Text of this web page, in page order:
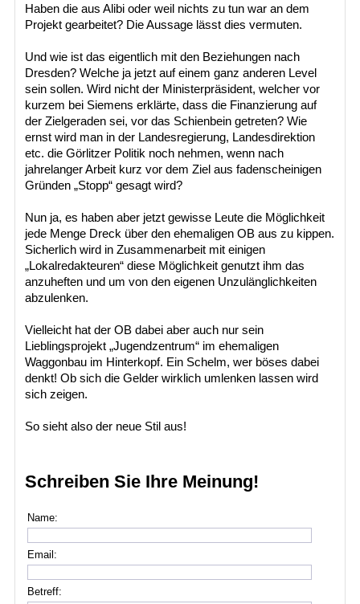
Haben die aus Alibi oder weil nichts zu tun war an dem
Projekt gearbeitet? Die Aussage lässt dies vermuten.
Und wie ist das eigentlich mit den Beziehungen nach
Dresden? Welche ja jetzt auf einem ganz anderen Level
sein sollen. Wird nicht der Ministerpräsident, welcher vor
kurzem bei Siemens erklärte, dass die Finanzierung auf
der Zielgeraden sei, vor das Schienbein getreten? Wie
ernst wird man in der Landesregierung, Landesdirektion
etc. die Görlitzer Politik noch nehmen, wenn nach
jahrelanger Arbeit kurz vor dem Ziel aus fadenscheinigen
Gründen „Stopp“ gesagt wird?
Nun ja, es haben aber jetzt gewisse Leute die Möglichkeit
jede Menge Dreck über den ehemaligen OB aus zu kippen.
Sicherlich wird in Zusammenarbeit mit einigen
„Lokalredakteuren“ diese Möglichkeit genutzt ihm das
anzuheften und um von den eigenen Unzulänglichkeiten
abzulenken.
Vielleicht hat der OB dabei aber auch nur sein
Lieblingsprojekt „Jugendzentrum“ im ehemaligen
Waggonbau im Hinterkopf. Ein Schelm, wer böses dabei
denkt! Ob sich die Gelder wirklich umlenken lassen wird
sich zeigen.
So sieht also der neue Stil aus!
Schreiben Sie Ihre Meinung!
Name:
Email:
Betreff: